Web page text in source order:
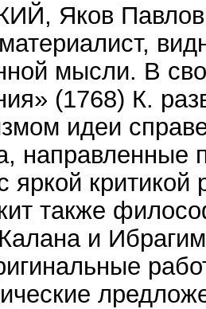
Яков
мысли. В
(1768) К.
идеи
направленные
яркой
также
и